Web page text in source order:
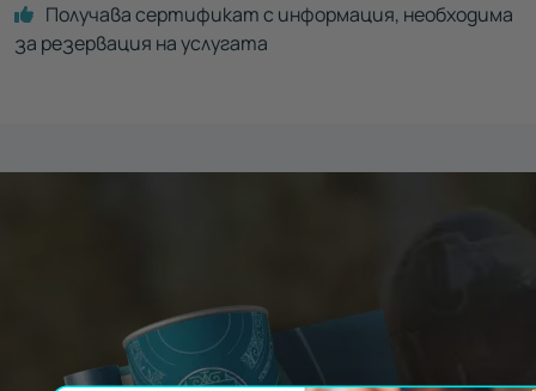
Получава сертификат с информация, необходима
за резервация на услугата